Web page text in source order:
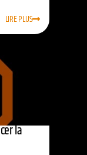
LIRE PLUS
la